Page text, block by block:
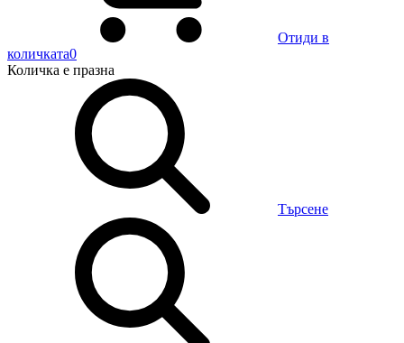
Отиди в
количката0
Количка е празна
Търсене